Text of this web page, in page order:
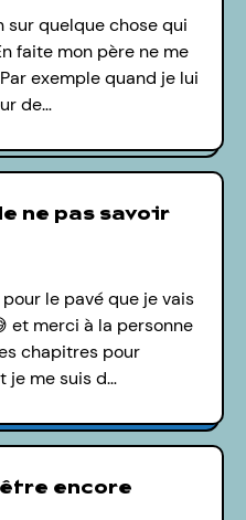
sur quelque chose qui
faite mon père ne me
exemple quand je lui
de…
ne pas savoir
le pavé que je vais
et merci à la personne
chapitres pour
je me suis d…
encore